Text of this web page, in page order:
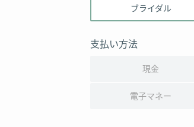
ブライダル
支払い方法
現金
電子マネー